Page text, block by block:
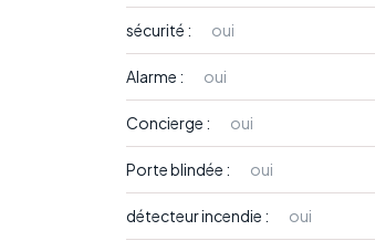
sécurité : oui
Alarme : oui
Concierge : oui
Porte blindée : oui
détecteur incendie : oui